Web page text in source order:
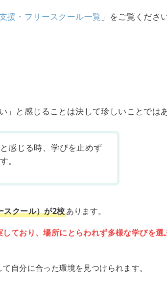
援・フリースクール一覧 」をご覧ください
と感じることは決して珍しいことでは
感じる時、学びを止めず
。
スクール）が2校あります。
ており、場所にとらわれず多様な学びを選
自分に合った環境を見つけられます。